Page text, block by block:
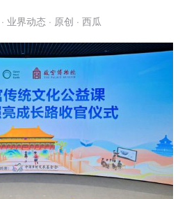
业界动态 · 原创 · 西瓜